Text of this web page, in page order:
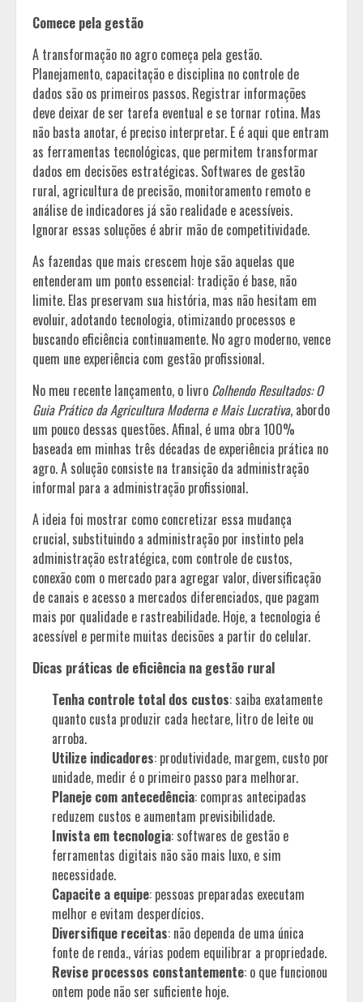
Comece pela gestão
A transformação no agro começa pela gestão.
Planejamento, capacitação e disciplina no controle de
dados são os primeiros passos. Registrar informações
deve deixar de ser tarefa eventual e se tornar rotina. Mas
não basta anotar, é preciso interpretar. E é aqui que entram
as ferramentas tecnológicas, que permitem transformar
dados em decisões estratégicas. Softwares de gestão
rural, agricultura de precisão, monitoramento remoto e
análise de indicadores já são realidade e acessíveis.
Ignorar essas soluções é abrir mão de competitividade.
As fazendas que mais crescem hoje são aquelas que
entenderam um ponto essencial: tradição é base, não
limite. Elas preservam sua história, mas não hesitam em
evoluir, adotando tecnologia, otimizando processos e
buscando eficiência continuamente. No agro moderno, vence
quem une experiência com gestão profissional.
No meu recente lançamento, o livro Colhendo Resultados: O
Guia Prático da Agricultura Moderna e Mais Lucrativa, abordo
um pouco dessas questões. Afinal, é uma obra 100%
baseada em minhas três décadas de experiência prática no
agro. A solução consiste na transição da administração
informal para a administração profissional.
A ideia foi mostrar como concretizar essa mudança
crucial, substituindo a administração por instinto pela
administração estratégica, com controle de custos,
conexão com o mercado para agregar valor, diversificação
de canais e acesso a mercados diferenciados, que pagam
mais por qualidade e rastreabilidade. Hoje, a tecnologia é
acessível e permite muitas decisões a partir do celular.
Dicas práticas de eficiência na gestão rural
Tenha controle total dos custos: saiba exatamente
quanto custa produzir cada hectare, litro de leite ou
arroba.
Utilize indicadores: produtividade, margem, custo por
unidade, medir é o primeiro passo para melhorar.
Planeje com antecedência: compras antecipadas
reduzem custos e aumentam previsibilidade.
Invista em tecnologia: softwares de gestão e
ferramentas digitais não são mais luxo, e sim
necessidade.
Capacite a equipe: pessoas preparadas executam
melhor e evitam desperdícios.
Diversifique receitas: não dependa de uma única
fonte de renda., várias podem equilibrar a propriedade.
Revise processos constantemente: o que funcionou
ontem pode não ser suficiente hoje.